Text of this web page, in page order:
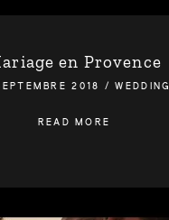
en Provence
2018 /WEDDING
READ MORE